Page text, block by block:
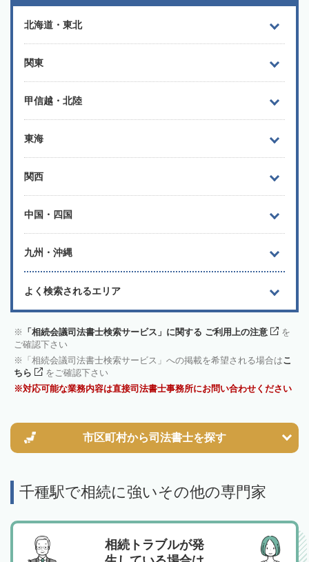
北海道・東北
関東
甲信越・北陸
東海
関西
中国・四国
九州・沖縄
よく検索されるエリア
「相続会議司法書士検索サービス」に関する ご利用上の注意
を
ご確認下さい
「相続会議司法書士検索サービス」への掲載を希望される場合はこ
ちら
をご確認下さい
対応可能な業務内容は直接司法書士事務所にお問い合わせください
市区町村から司法書士を探す
千種駅で相続に強いその他の専門家
相続トラブルが発